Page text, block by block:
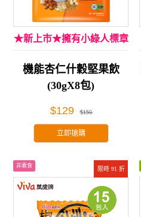
★新上市★擁有小綠人標章
機能杏仁什穀堅果飲
(30gX8包)
$129 $150
立即搶購
限時 91 折
非素食